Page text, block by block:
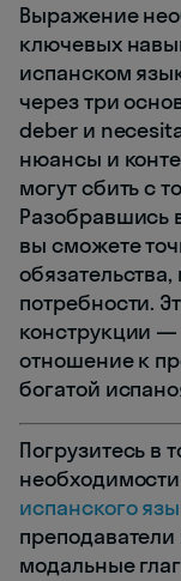
Выражение
ключевых
испанском
через три
deber и
нюансы и
могут сбить с
Разобравшись
вы сможете
потребности.
конструкции —
отношение к
богатой
Погрузитесь в
испанского
модальные